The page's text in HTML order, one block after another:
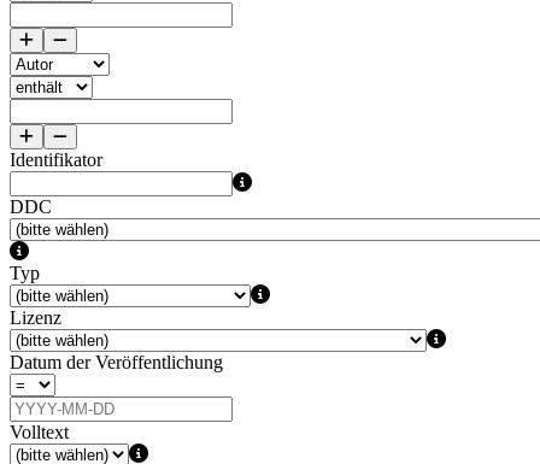
Identifikator
DDC
Typ
Lizenz
Datum der Veröffentlichung
Volltext